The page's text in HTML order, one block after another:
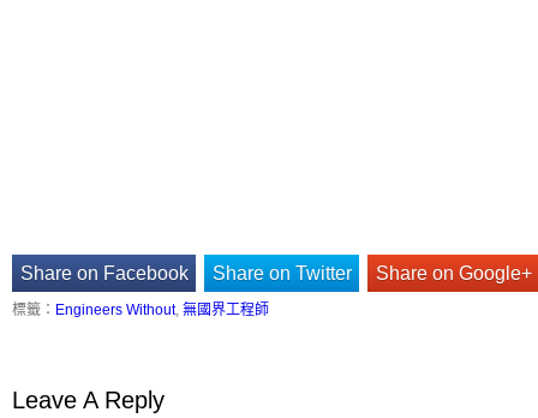
Share on Facebook Share on Twitter Share on Google+
標籤： Engineers Without, 無國界工程師
Leave A Reply